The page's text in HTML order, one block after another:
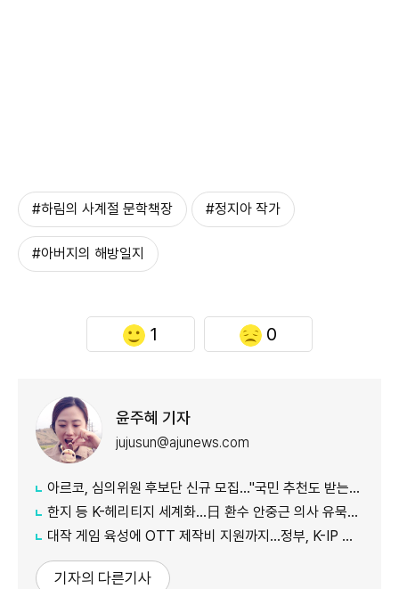
#하림의 사계절 문학책장 #정지아 작가
#아버지의 해방일지
1 0
윤주혜 기자
jujusun@ajunews.com
아르코, 심의위원 후보단 신규 모집…"국민 추천도 받는다"
한지 등 K-헤리티지 세계화…日 환수 안중근 의사 유묵도 공개
대작 게임 육성에 OTT 제작비 지원까지…정부, K-IP 육성에 '승부수'
기자의 다른기사